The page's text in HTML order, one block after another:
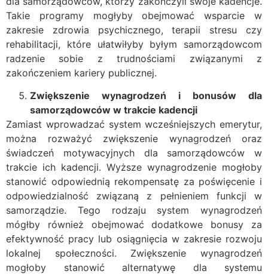
Takie programy mogłyby obejmować wsparcie w
zakresie zdrowia psychicznego, terapii stresu czy
rehabilitacji, które ułatwiłyby byłym samorządowcom
radzenie sobie z trudnościami związanymi z
zakończeniem kariery publicznej.
Zwiększenie wynagrodzeń i bonusów dla
samorządowców w trakcie kadencji
Zamiast wprowadzać system wcześniejszych emerytur,
można rozważyć zwiększenie wynagrodzeń oraz
świadczeń motywacyjnych dla samorządowców w
trakcie ich kadencji. Wyższe wynagrodzenie mogłoby
stanowić odpowiednią rekompensatę za poświęcenie i
odpowiedzialność związaną z pełnieniem funkcji w
samorządzie. Tego rodzaju system wynagrodzeń
mógłby również obejmować dodatkowe bonusy za
efektywność pracy lub osiągnięcia w zakresie rozwoju
lokalnej społeczności. Zwiększenie wynagrodzeń
mogłoby stanowić alternatywę dla systemu